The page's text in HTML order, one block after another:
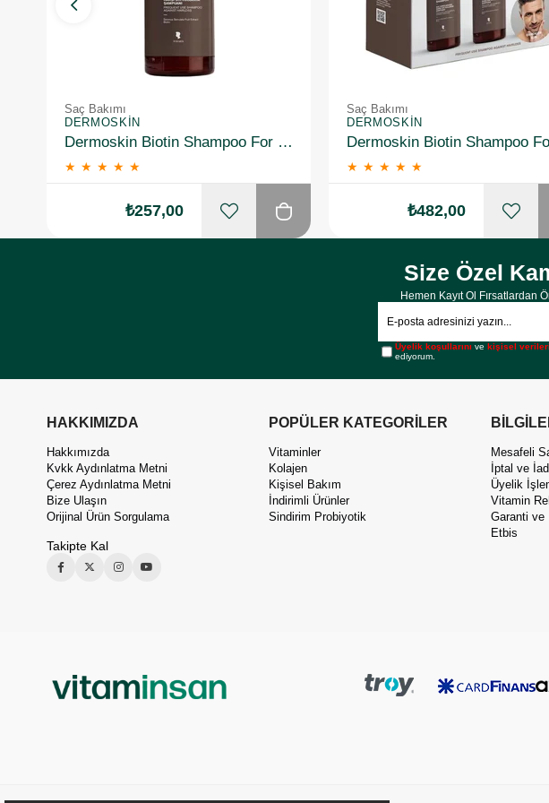
Saç Bakımı
DERMOSKIN
Dermoskin Biotin Shampoo For Men 200ml
★ ★ ★ ★ ★
₺257,00
Saç Bakımı
DERMOSKIN
★ ★ ★ ★ ★
₺482,00
Size Özel
Hemen Kayıt Ol Fırsatlardan
Üyelik koşullarını vekişisel
ediyorum.
HAKKIMIZDA
Hakkımızda
Kvkk Aydınlatma Metni
Çerez Aydınlatma Metni
Bize Ulaşın
Orijinal Ürün Sorgulama
Takipte Kal
POPÜLER KATEGORİLER
Vitaminler
Kolajen
Kişisel Bakım
İndirimli Ürünler
Sindirim Probiyotik
Mesafeli
İptal ve
Üyelik
Vitamin
Garanti ve
Etbis